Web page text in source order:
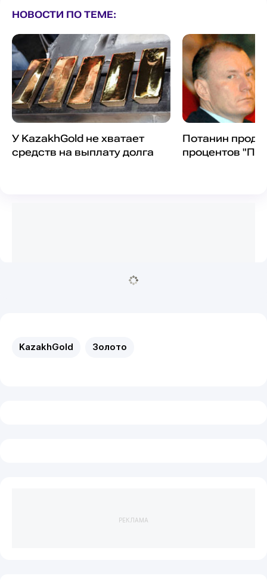
НОВОСТИ ПО ТЕМЕ:
У KazakhGold не хватает
средств на выплату долга
Потанин
процентов
KazakhGold Золото
РЕКЛАМА